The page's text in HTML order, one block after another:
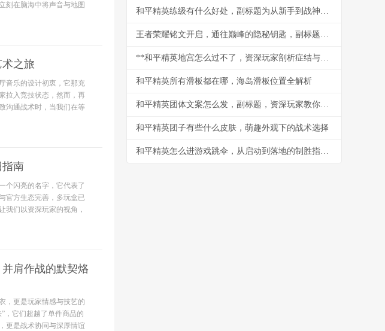
刻在脑海中将声音与地图
之旅
音乐的设计初衷，它那充
拉入竞技状态，然而，再
沟通战术时，当我们在等
指南
个闪亮的名字，它代表了
官方生态完善，多玩盒已
我们以资深玩家的视角，
肩作战的默契烙
，更是玩家情感与技艺的
，它们超越了单件商品的
更是战术协同与深厚情谊
和平精英练级有什么好处，副标题为从新手到战神的心路历程
王者荣耀铭文开启，通往巅峰的隐秘钥匙，副标题，资深玩家眼中的力量之源
**和平精英地宫怎么过不了，资深玩家剖析症结与破局之道，副标题：解密机制误区与实战进阶心法**
和平精英所有滑板都在哪，海岛滑板位置全解析
和平精英团体文案怎么发，副标题，资深玩家教你打造高粘性战队
和平精英团子有些什么皮肤，萌趣外观下的战术选择
和平精英怎么进游戏跳伞，从启动到落地的制胜指南，副标题，资深玩家的跳伞全流程精析